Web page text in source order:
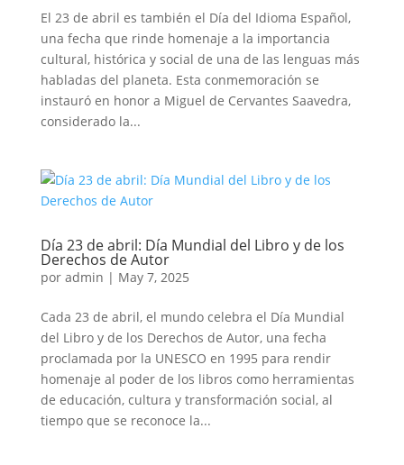
El 23 de abril es también el Día del Idioma Español,
una fecha que rinde homenaje a la importancia
cultural, histórica y social de una de las lenguas más
habladas del planeta. Esta conmemoración se
instauró en honor a Miguel de Cervantes Saavedra,
considerado la...
Día 23 de abril: Día Mundial del Libro y de los
Derechos de Autor
por admin | May 7, 2025
Cada 23 de abril, el mundo celebra el Día Mundial
del Libro y de los Derechos de Autor, una fecha
proclamada por la UNESCO en 1995 para rendir
homenaje al poder de los libros como herramientas
de educación, cultura y transformación social, al
tiempo que se reconoce la...